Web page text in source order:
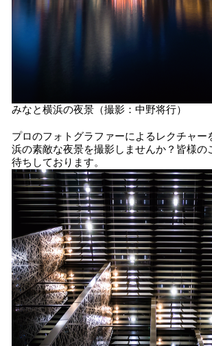
みなと横浜の夜景（撮影：中野将行）
プロのフォトグラファーによるレクチャー
浜の素敵な夜景を撮影しませんか？皆様の
待ちしております。